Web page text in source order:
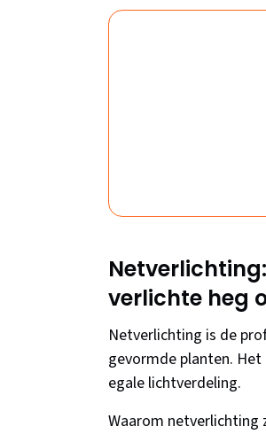
verlichte heg
Netverlichting is de
gevormde planten.
egale lichtverdeling.
Waarom netverlichting